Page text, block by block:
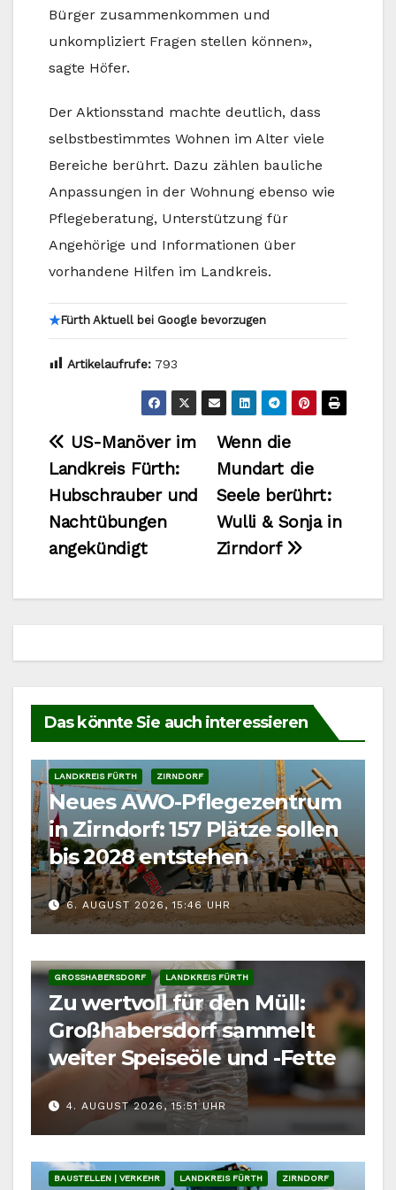
Bürger zusammenkommen und
unkompliziert Fragen stellen können»,
sagte Höfer.
Der Aktionsstand machte deutlich, dass
selbstbestimmtes Wohnen im Alter viele
Bereiche berührt. Dazu zählen bauliche
Anpassungen in der Wohnung ebenso wie
Pflegeberatung, Unterstützung für
Angehörige und Informationen über
vorhandene Hilfen im Landkreis.
★Fürth Aktuell bei Google bevorzugen
Artikelaufrufe: 793
Beitragsnavigation
Wenn die
Mundart die
Seele berührt:
Wulli & Sonja in
Zirndorf
US-Manöver im
Landkreis Fürth:
Hubschrauber und
Nachtübungen
angekündigt
Das könnte Sie auch interessieren
LANDKREIS FÜRTH ZIRNDORF
Neues AWO-Pflegezentrum
in Zirndorf: 157 Plätze sollen
bis 2028 entstehen
6. AUGUST 2026, 15:46 UHR
GROSSHABERSDORF LANDKREIS FÜRTH
Zu wertvoll für den Müll:
Großhabersdorf sammelt
weiter Speiseöle und -Fette
4. AUGUST 2026, 15:51 UHR
BAUSTELLEN | VERKEHR LANDKREIS FÜRTH ZIRNDORF